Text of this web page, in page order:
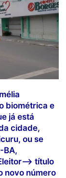
biométrica e
já está
cidade,
ou se
BA,
título
novo número